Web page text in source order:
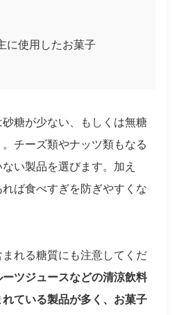
に使用したお菓子
糖が少ない、もしくは無糖
チーズ類やナッツ類もなる
い製品を選びます。加え
ば食べすぎを防ぎやすくな
れる糖質にも注意してくだ
ツジュースなどの清涼飲料
ている製品が多く、お菓子